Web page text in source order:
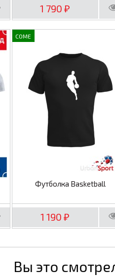
1 790₽
COME
Футболка Basketball
1 190₽
Вы это